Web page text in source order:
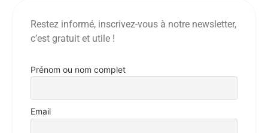
Restez informé, inscrivez-vous à notre newsletter,
c’est gratuit et utile !
Prénom ou nom complet
Email